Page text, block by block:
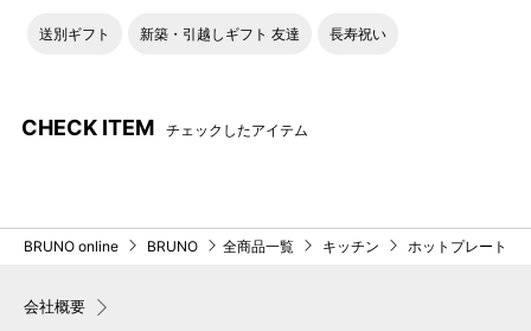
送別ギフト 新築・引越しギフト 友達 長寿祝い
CHECK ITEM チェックしたアイテム
BRUNO online BRUNO 全商品一覧 キッチン ホットプレート
会社概要